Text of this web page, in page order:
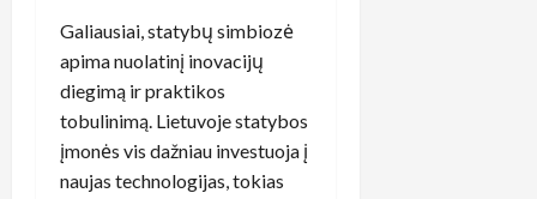
Galiausiai, statybų simbiozė
apima nuolatinį inovacijų
diegimą ir praktikos
tobulinimą. Lietuvoje statybos
įmonės vis dažniau investuoja į
naujas technologijas, tokias